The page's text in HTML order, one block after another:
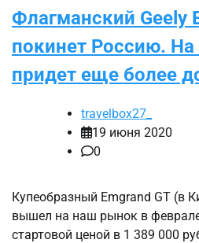
Флагманский Geely
покинет Россию.
придет еще более
travelbox27_
19 июня 2020
0
Купеобразный Emgrand GT (в
вышел на наш рынок в
стартовой ценой в 1 389 000